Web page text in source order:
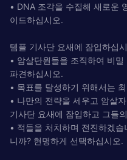
• DNA 조각을 수집해 새로운
이드하십시오.
템플 기사단 요새에 잠입하십
• 암살단원들을 조직하여 비
파견하십시오.
• 목표를 달성하기 위해서는
• 나만의 전략을 세우고 암살
기사단 요새에 잠입하고 그들
• 적들을 처치하며 전진하겠
니까? 현명하게 선택하십시오.